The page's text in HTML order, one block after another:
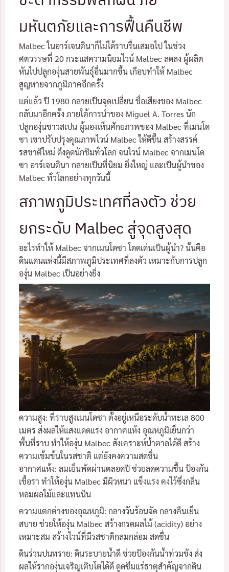
มหันตภัยและการฟื้นคืนชีพ
Malbec ในอาร์เจนตินาก็ไม่ได้ราบรื่นเสมอไป ในช่วง
ศตวรรษที่ 20 กระแสความนิยมไวน์ Malbec ลดลง ผู้ผลิต
หันไปปลูกองุ่นสายพันธุ์อื่นมากขึ้น เกือบทำให้ Malbec
สูญหายจากภูมิภาคอีกครั้ง
แต่แล้ว ปี 1980 กลายเป็นจุดเปลี่ยน ชื่อเสียงของ Malbec
กลับมาอีกครั้ง ภายใต้การนำของ Miguel A. Torres นัก
ปลูกองุ่นชาวสเปน ผู้มองเห็นศักยภาพของ Malbec ที่เมนโด
ซา เขาปรับปรุงคุณภาพไวน์ Malbec ให้ดีขึ้น สร้างสรรค์
รสชาติใหม่ ดึงดูดนักชิมทั่วโลก จนไวน์ Malbec จากเมนโด
ซา อาร์เจนตินา กลายเป็นที่นิยม ยิ่งใหญ่ และเป็นผู้นำของ
Malbec ทั่วโลกอย่างทุกวันนี้
สภาพภูมิประเทศที่ลงตัว ช่วย
ยกระดับ Malbec สู่จุดสูงสุด
อะไรทำให้ Malbec จากเมนโดซา โดดเด่นเป็นผู้นำ? นั้นคือ
ดินแดนแห่งนี้มีสภาพภูมิประเทศที่ลงตัว เหมาะกับการปลูก
องุ่น Malbec เป็นอย่างยิ่ง
ความสูง: ที่ราบสูงเมนโดซา ตั้งอยู่เหนือระดับน้ำทะเล 800
เมตร ส่งผลให้แสงแดดแรง อากาศแห้ง อุณหภูมิเย็นกว่า
พื้นที่ราบ ทำให้องุ่น Malbec สังเคราะห์น้ำตาลได้ดี สร้าง
ความเข้มข้นในรสชาติ แต่ยังคงความสดชื่น
อากาศแห้ง: ลมเย็นพัดผ่านตลอดปี ช่วยลดความชื้น ป้องกัน
เชื้อรา ทำให้องุ่น Malbec มีผิวหนา แข็งแรง คงไว้ซึ่งกลิ่น
หอมผลไม้และแทนนิน
ความแตกต่างของอุณหภูมิ: กลางวันร้อนจัด กลางคืนเย็น
สบาย ช่วยให้องุ่น Malbec สร้างกรดผลไม้ (acidity) อย่าง
เหมาะสม สร้างไวน์ที่มีรสชาติกลมกล่อม สดชื่น
ดินร่วนปนทราย: ดินระบายน้ำดี ช่วยป้องกันน้ำท่วมขัง ส่ง
ผลให้รากองุ่นเจริญเติบโตได้ดี ดูดซึมแร่ธาตุสำคัญจากดิน